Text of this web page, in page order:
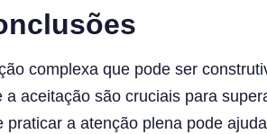
complexa que pode ser
a aceitação são cruciais para
praticar a atenção plena pode